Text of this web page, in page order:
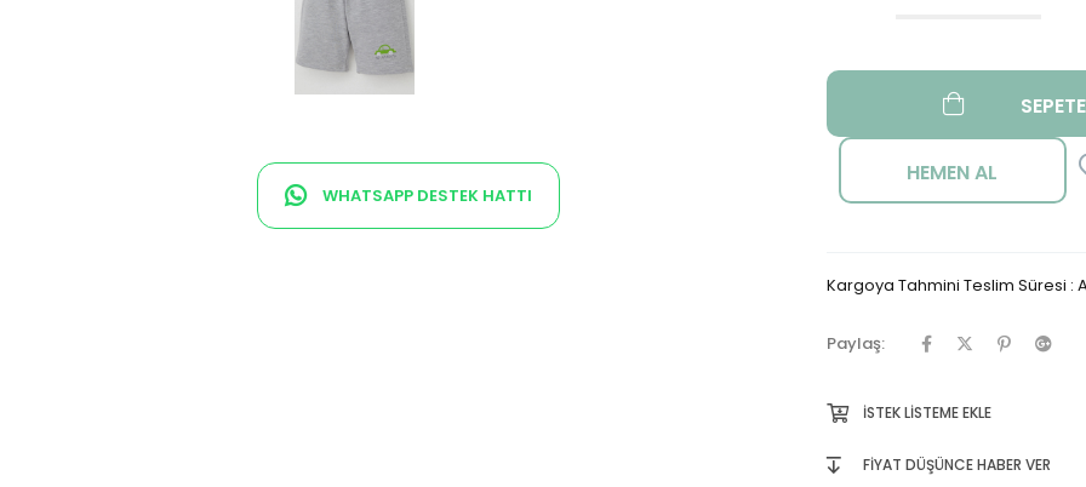
WHATSAPP DESTEK HATTI
Kargoya Tahmini Teslim Süresi :
Paylaş:
İSTEK LISTEME EKLE
FIYAT DÜŞÜNCE HABER VER